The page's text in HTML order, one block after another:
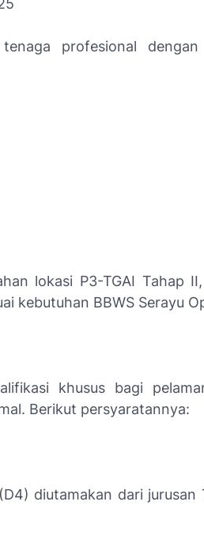
profesional
lokasi P3-TGAI Tahap
kebutuhan BBWS Serayu
khusus bagi
Berikut persyaratannya:
diutamakan dari jurusan